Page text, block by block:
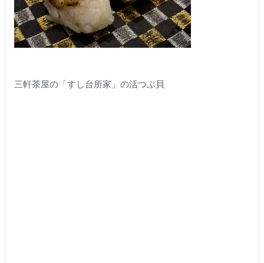
三軒茶屋の「すし台所家」の活つぶ貝